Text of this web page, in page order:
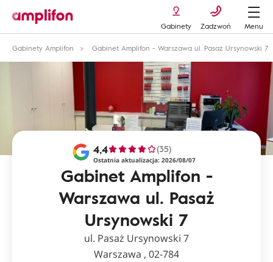
Gabinety Zadzwoń
Menu
Gabinety Amplifon
Gabinet Amplifon - Warszawa ul. Pasaż Ursynowski 7
Gabinet Amplifon -
Warszawa ul. Pasaż
Ursynowski 7
4,4 (35)
Ostatnia aktualizacja: 2026/08/07
ul. Pasaż Ursynowski 7
Warszawa , 02-784